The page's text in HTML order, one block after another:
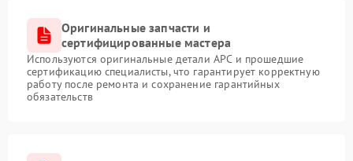
Оригинальные запчасти и
сертифицированные мастера
Используются оригинальные детали APC и прошедшие
сертификацию специалисты, что гарантирует корректную
работу после ремонта и сохранение гарантийных
обязательств